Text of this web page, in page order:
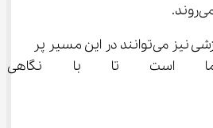
است؟ یا روش‌های دیگری مثل کلاس‌های مجازی و ویدیوهای آموزشی نیز می‌توانند در این مسیر پر
است تا با